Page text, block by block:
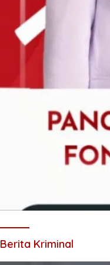
Berita Kriminal